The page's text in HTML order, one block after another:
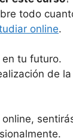
todo
online.
tu futuro.
de la